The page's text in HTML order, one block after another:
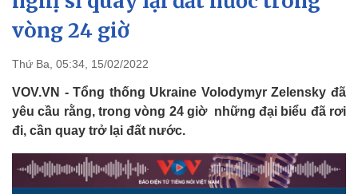
Tổ chức nhân sự
Quốc hội
Nhận diện sự thật
Dự báo thời tiết
vòng 24 giờ
Thứ Ba, 05:34, 15/02/2022
VOV.VN - Tổng thống Ukraine Volodymyr Zelensky đã
yêu cầu rằng, trong vòng 24 giờ những đại biểu đã rơi
đi, cần quay trở lại đất nước.